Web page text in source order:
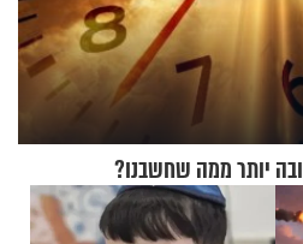
יותר ממה שחשבנו?